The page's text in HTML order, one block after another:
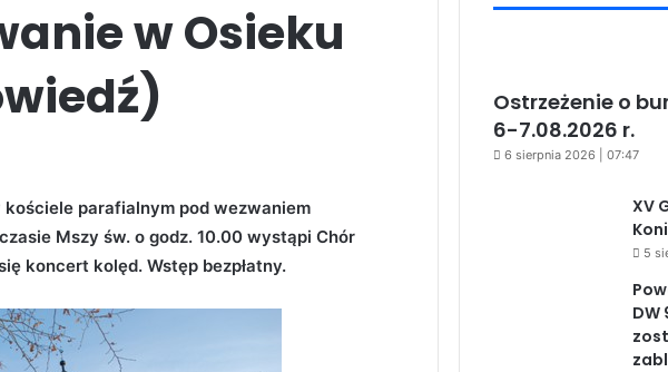
w Osieku
parafialnym pod wezwaniem
Mszy św. o godz. 10.00 wystąpi Chór
koncert kolęd. Wstęp bezpłatny.
Ostrzeżenie o
6-7.08.2026 r.
6 sierpnia 2026 | 07:47
XV
5
DW